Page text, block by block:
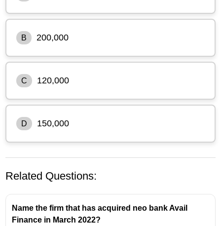
B 200,000
C 120,000
D 150,000
Related Questions:
Name the firm that has acquired neo bank Avail
Finance in March 2022?